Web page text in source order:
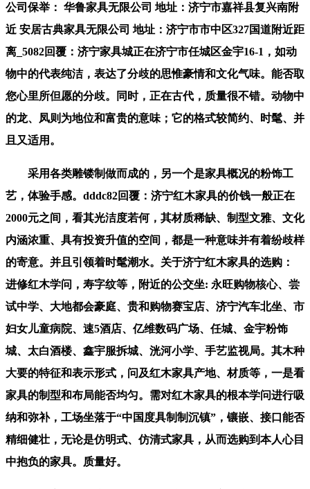
公司保举： 华鲁家具无限公司 地址：济宁市嘉祥县复兴南附
近 安居古典家具无限公司 地址：济宁市市中区327国道附近距
离_5082回覆：济宁家具城正在济宁市任城区金宇16-1，如动
物中的代表纯洁，表达了分歧的思惟豪情和文化气味。能否取
您心里所但愿的分歧。同时，正在古代，质量很不错。动物中
的龙、凤则为地位和富贵的意味；它的格式较简约、时髦、并
且又适用。
采用各类雕镂制做而成的，另一个是家具概况的粉饰工
艺，体验手感。dddc82回覆：济宁红木家具的价钱一般正在
2000元之间，看其光洁度若何，其材质稀缺、制型文雅、文化
内涵浓重、具有投资升值的空间，都是一种意味并有着纷歧样
的寄意。并且引领着时髦潮水。关于济宁红木家具的选购：
进修红木学问，寿字纹等，附近的公交坐: 永旺购物核心、尝
试中学、大地都会豪庭、贵和购物赛宝店、济宁汽车北坐、市
妇女儿童病院、速5酒店、亿维数码广场、任城、金宇粉饰
城、太白酒楼、鑫宇服拆城、洸河小学、手艺监视局。其木种
大要的特征和表示形式，问及红木家具产地、材质等，一是看
家具的制型和布局能否均匀。需对红木家具的根本学问进行吸
纳和弥补，工场坐落于“中国度具制制沉镇”，镶嵌、接口能否
精细健壮，无论是仿明式、仿清式家具，从而选购到本人心目
中抱负的家具。质量好。